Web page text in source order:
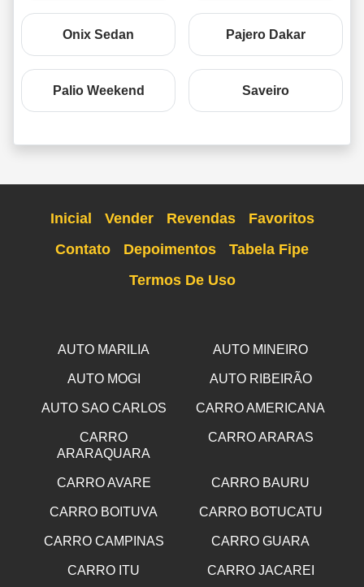
Onix Sedan Pajero Dakar
Palio Weekend Saveiro
Inicial Vender Revendas
Favoritos
Contato
Depoimentos
Tabela Fipe
Termos De Uso
AUTO MARILIA AUTO MINEIRO
AUTO MOGI AUTO RIBEIRÃO
AUTO SAO CARLOS CARRO AMERICANA
CARRO
ARARAQUARA
CARRO ARARAS
CARRO AVARE CARRO BAURU
CARRO BOITUVA CARRO BOTUCATU
CARRO CAMPINAS CARRO GUARA
CARRO ITU CARRO JACAREI